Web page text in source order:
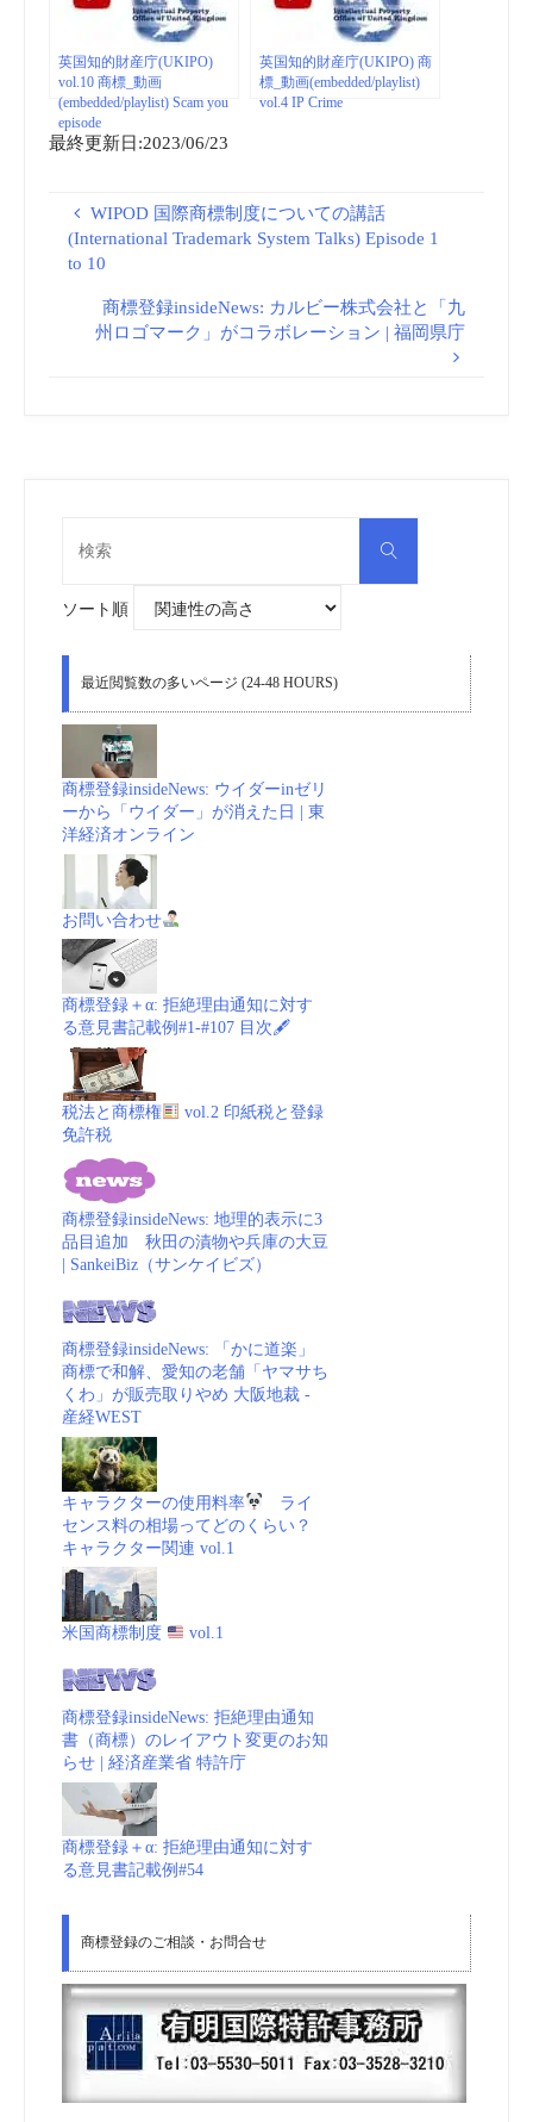
英国知的財産庁(UKIPO)
vol.10 商標_動画
(embedded/playlist) Scam you
episode
英国知的財産庁(UKIPO) 商
標_動画(embedded/playlist)
vol.4 IP Crime
最終更新日:2023/06/23
WIPOD 国際商標制度についての講話
(International Trademark System Talks) Episode 1
to 10
商標登録insideNews: カルビー株式会社と「九
州ロゴマーク」がコラボレーション | 福岡県庁
検
ソート順
最近閲覧数の多いページ (24-48 HOURS)
商標登録insideNews: ウイダーinゼリ
ーから「ウイダー」が消えた日 | 東
洋経済オンライン
お問い合わせ
商標登録＋α: 拒絶理由通知に対す
る意見書記載例#1-#107 目次🖋
税法と商標権
vol.2 印紙税と登録
免許税
商標登録insideNews: 地理的表示に3
品目追加 秋田の漬物や兵庫の大豆
| SankeiBiz（サンケイビズ）
商標登録insideNews: 「かに道楽」
商標で和解、愛知の老舗「ヤマサち
くわ」が販売取りやめ 大阪地裁 -
産経WEST
キャラクターの使用料率
ライ
センス料の相場ってどのくらい？
キャラクター関連 vol.1
米国商標制度 vol.1
商標登録insideNews: 拒絶理由通知
書（商標）のレイアウト変更のお知
らせ | 経済産業省 特許庁
商標登録＋α: 拒絶理由通知に対す
る意見書記載例#54
商標登録のご相談・お問合せ